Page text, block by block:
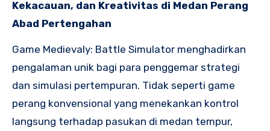
Kekacauan, dan Kreativitas di Medan Perang
Abad Pertengahan
Game Medievaly: Battle Simulator menghadirkan
pengalaman unik bagi para penggemar strategi
dan simulasi pertempuran. Tidak seperti game
perang konvensional yang menekankan kontrol
langsung terhadap pasukan di medan tempur,